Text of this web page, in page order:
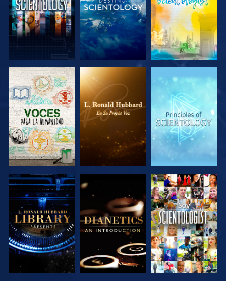
EXPLORA LAS
SERIES
EXPLORA LAS
SERIES
EXPLORA LAS
SERIES
EXPLORA LAS
SERIES
EXPLORA LAS
SERIES
VE